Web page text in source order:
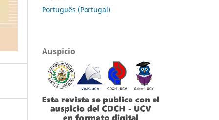
Português (Portugal)
Auspicio